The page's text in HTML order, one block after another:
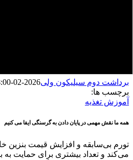
برداشت دوم سیلیکون ولی2026-02-18T11:36:50-08:00
برچسب ها:
آموزش تغذیه
همه ما نقش مهمی در پایان دادن به گرسنگی ایفا می کنیم
تورم بی‌سابقه و افزایش قیمت بنزین
می‌کند و تعداد بیشتری برای حمایت به